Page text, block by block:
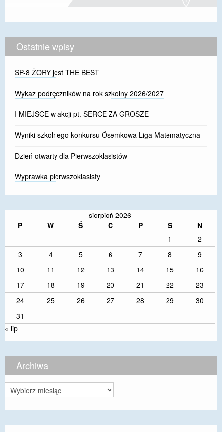
Ostatnie wpisy
SP-8 ŻORY jest THE BEST
Wykaz podręczników na rok szkolny 2026/2027
I MIEJSCE w akcji pt. SERCE ZA GROSZE
Wyniki szkolnego konkursu Ósemkowa Liga Matematyczna
Dzień otwarty dla Pierwszoklasistów
Wyprawka pierwszoklasisty
sierpień 2026
P
W Ś C P S
N
1
2
3
4 5 6 7 8
9
10
11 12 13 14 15
16
17
18 19 20 21 22
23
24
25 26 27 28 29
30
31
« lip
Archiwa
Archiwa